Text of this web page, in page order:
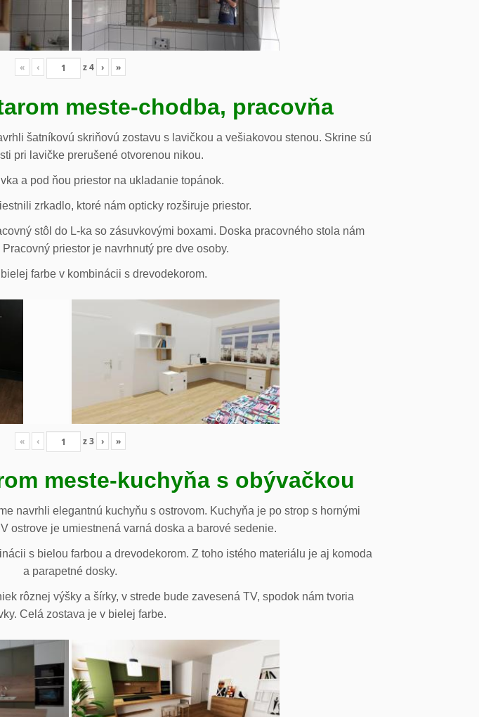
« ‹ z4 › »
meste-chodba, pracovňa
šatníkovú skriňovú zostavu s lavičkou a vešiakovou stenou. Skrine sú
pri lavičke prerušené otvorenou nikou.
a pod ňou priestor na ukladanie topánok.
zrkadlo, ktoré nám opticky rozširuje priestor.
stôl do L-ka so zásuvkovými boxami. Doska pracovného stola nám
priestor je navrhnutý pre dve osoby.
farbe v kombinácii s drevodekorom.
« ‹ z3 › »
meste-kuchyňa s obývačkou
navrhli elegantnú kuchyňu s ostrovom. Kuchyňa je po strop s hornými
ostrove je umiestnená varná doska a barové sedenie.
s bielou farbou a drevodekorom. Z toho istého materiálu je aj komoda
a parapetné dosky.
rôznej výšky a šírky, v strede bude zavesená TV, spodok nám tvoria
Celá zostava je v bielej farbe.